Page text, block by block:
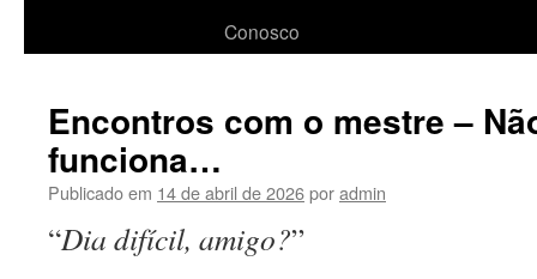
Conosco
Encontros com o mestre –
funciona…
Publicado em 14 de abril de 2026poradmin
“Dia difícil, amigo?”